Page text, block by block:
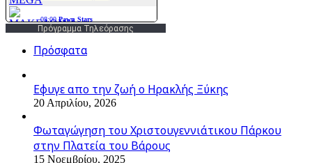
Πρόγραμμα Τηλεόρασης
Πρόσφατα
Εφυγε απο την ζωή o Ηρακλής Ξύκης
20 Απριλίου, 2026
Φωταγώγηση του Χριστουγεννιάτικου Πάρκου
στην Πλατεία του Βάρους
15 Νοεμβρίου, 2025